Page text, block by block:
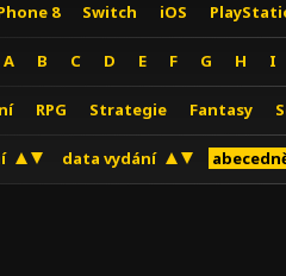
8
Switch iOS
A B C D E F G H I
RPG Strategie Fantasy
data vydání